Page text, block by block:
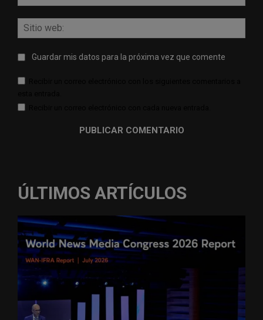
Guardar mis datos para la próxima vez que comente
ÚLTIMOS ARTÍCULOS